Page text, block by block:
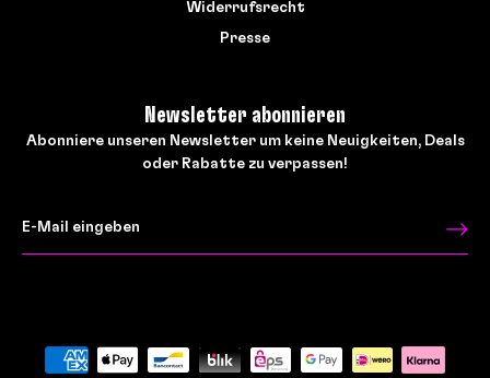
Widerrufsrecht
Presse
Newsletter abonnieren
Abonniere unseren Newsletter um keine Neuigkeiten, Deals
oder Rabatte zu verpassen!